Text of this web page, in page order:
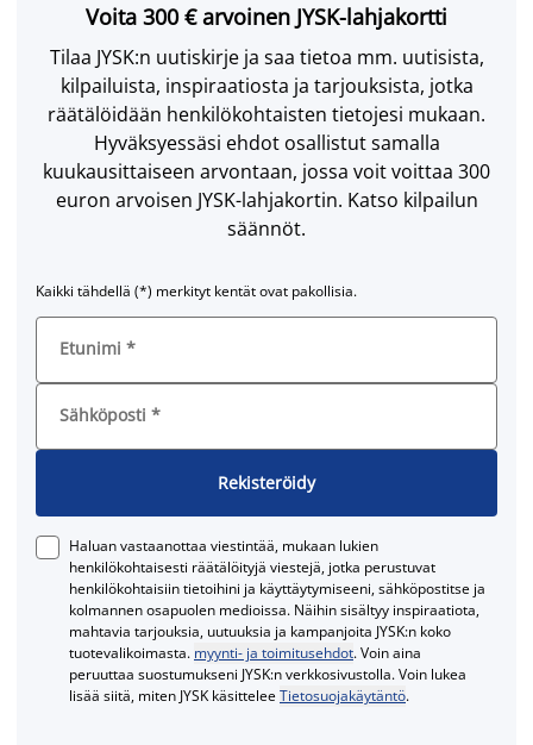
Voita 300 € arvoinen JYSK-lahjakortti
Tilaa JYSK:n uutiskirje ja saa tietoa mm. uutisista,
kilpailuista, inspiraatiosta ja tarjouksista, jotka
räätälöidään henkilökohtaisten tietojesi mukaan.
Hyväksyessäsi ehdot osallistut samalla
kuukausittaiseen arvontaan, jossa voit voittaa 300
euron arvoisen JYSK-lahjakortin. Katso kilpailun
säännöt.
Kaikki tähdellä (*) merkityt kentät ovat pakollisia.
Etunimi *
Sähköposti *
Rekisteröidy
Haluan vastaanottaa viestintää, mukaan lukien
henkilökohtaisesti räätälöityjä viestejä, jotka perustuvat
henkilökohtaisiin tietoihini ja käyttäytymiseeni, sähköpostitse ja
kolmannen osapuolen medioissa. Näihin sisältyy inspiraatiota,
mahtavia tarjouksia, uutuuksia ja kampanjoita JYSK:n koko
tuotevalikoimasta. myynti- ja toimitusehdot. Voin aina
peruuttaa suostumukseni JYSK:n verkkosivustolla. Voin lukea
lisää siitä, miten JYSK käsitteleeTietosuojakäytäntö.